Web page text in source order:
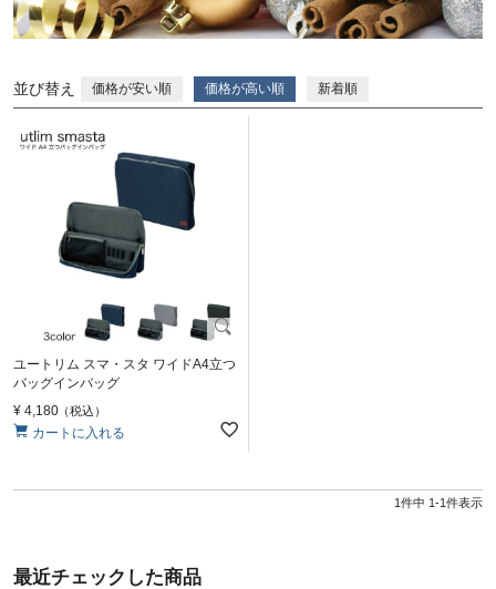
並び替え 価格が安い順 価格が高い順 新着順
ユートリム スマ・スタ ワイドA4立つ
バッグインバッグ
¥ 4,180 税込
カートに入れる
1 件中 1 -1 件表示
最近チェックした商品